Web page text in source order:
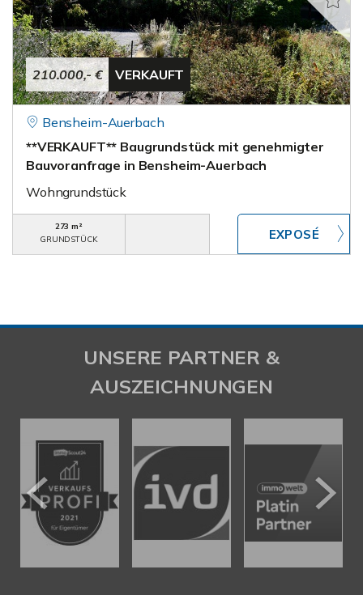
210.000,- € VERKAUFT
Bensheim-Auerbach
**VERKAUFT** Baugrundstück mit genehmigter
Bauvoranfrage in Bensheim-Auerbach
Wohngrundstück
273 m²
GRUNDSTÜCK
UNSERE PARTNER &
AUSZEICHNUNGEN